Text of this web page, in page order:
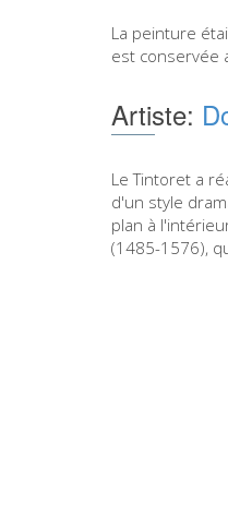
La peinture
est conservée
Artiste:
Le Tintoret a
d'un style
plan à
(1485-1576),